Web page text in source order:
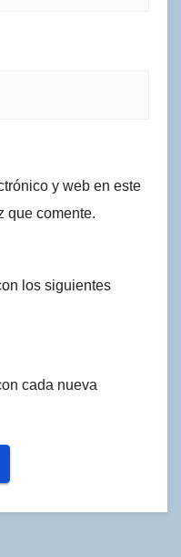
y web en este
que comente.
los siguientes
cada nueva